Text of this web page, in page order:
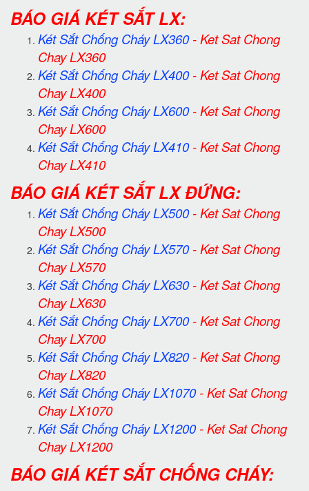
BÁO GIÁ KÉT SẮT LX:
Két Sắt Chống Cháy LX360-Ket Sat Chong
Chay LX360
Két Sắt Chống Cháy LX400-Ket Sat Chong
Chay LX400
Két Sắt Chống Cháy LX600-Ket Sat Chong
Chay LX600
Két Sắt Chống Cháy LX410-Ket Sat Chong
Chay LX410
BÁO GIÁ KÉT SẮT LX ĐỨNG:
Két Sắt Chống Cháy LX500-Ket Sat Chong
Chay LX500
Két Sắt Chống Cháy LX570-Ket Sat Chong
Chay LX570
Két Sắt Chống Cháy LX630-Ket Sat Chong
Chay LX630
Két Sắt Chống Cháy LX700-Ket Sat Chong
Chay LX700
Két Sắt Chống Cháy LX820-Ket Sat Chong
Chay LX820
Két Sắt Chống Cháy LX1070-Ket Sat Chong
Chay LX1070
Két Sắt Chống Cháy LX1200-Ket Sat Chong
Chay LX1200
BÁO GIÁ KÉT SẮT CHỐNG CHÁY: